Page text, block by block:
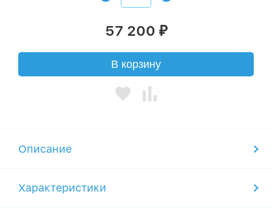
57 200 ₽
В корзину
Описание
Характеристики